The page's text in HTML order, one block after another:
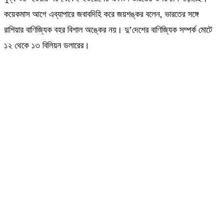
কয়েকমাস আগে এব্যাপারে জবাবদিহি করে জয়শঙ্কর বলেন, ভারতের সঙ্গে
রাশিয়ার বাণিজ্যিক বহর বিশাল অঙ্কের নয়। দু’দেশের বাণিজ্যিক সম্পর্ক মোটে
১২ থেকে ১৩ বিলিয়ন ডলারের।